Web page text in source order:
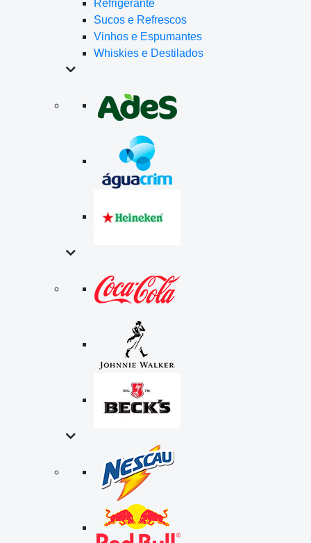
Refrigerante
Sucos e Refrescos
Vinhos e Espumantes
Whiskies e Destilados